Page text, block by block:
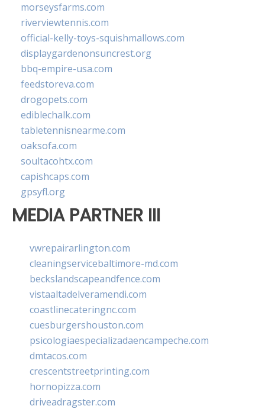
morseysfarms.com
riverviewtennis.com
official-kelly-toys-squishmallows.com
displaygardenonsuncrest.org
bbq-empire-usa.com
feedstoreva.com
drogopets.com
ediblechalk.com
tabletennisnearme.com
oaksofa.com
soultacohtx.com
capishcaps.com
gpsyfl.org
MEDIA PARTNER III
vwrepairarlington.com
cleaningservicebaltimore-md.com
beckslandscapeandfence.com
vistaaltadelveramendi.com
coastlinecateringnc.com
cuesburgershouston.com
psicologiaespecializadaencampeche.com
dmtacos.com
crescentstreetprinting.com
hornopizza.com
driveadragster.com